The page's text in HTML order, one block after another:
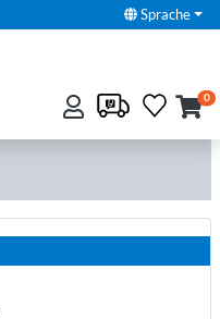
Sprache
0